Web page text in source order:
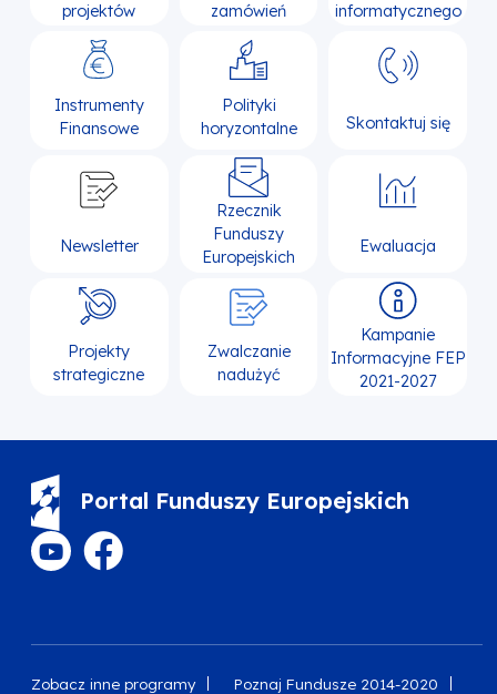
projektów
zamówień
informatycznego
Instrumenty
Finansowe
Polityki
horyzontalne
Skontaktuj się
Newsletter
Rzecznik
Funduszy
Europejskich
Ewaluacja
Projekty
strategiczne
Zwalczanie
nadużyć
Kampanie
Informacyjne FEP
2021-2027
Portal Funduszy Europejskich
Zobacz inne programy Poznaj Fundusze 2014-2020